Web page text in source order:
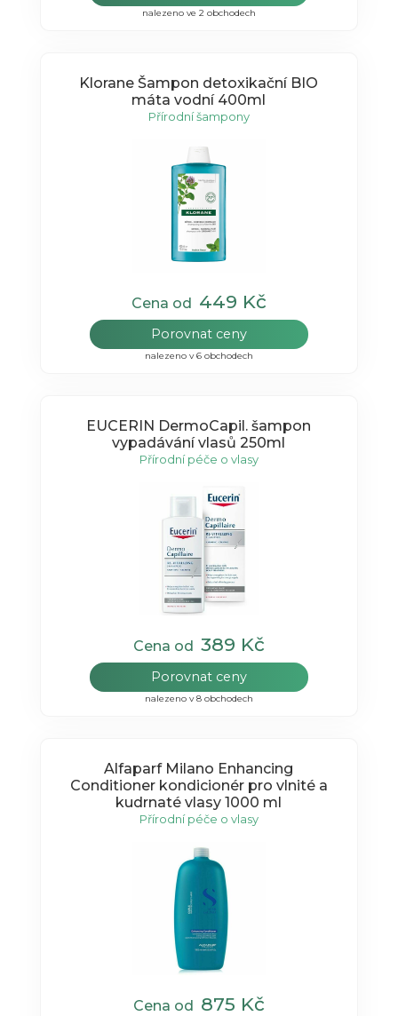
nalezeno ve 2 obchodech
Klorane Šampon detoxikační BIO
máta vodní 400ml
Přírodní šampony
Cena od 449 Kč
Porovnat ceny
nalezeno v 6 obchodech
EUCERIN DermoCapil. šampon
vypadávání vlasů 250ml
Přírodní péče o vlasy
Cena od 389 Kč
Porovnat ceny
nalezeno v 8 obchodech
Alfaparf Milano Enhancing
Conditioner kondicionér pro vlnité a
kudrnaté vlasy 1000 ml
Přírodní péče o vlasy
Cena od 875 Kč